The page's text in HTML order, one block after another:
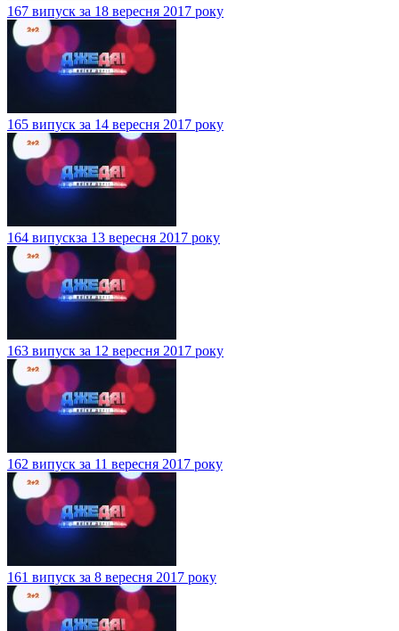
167 випуск за 18 вересня 2017 року
165 випуск за 14 вересня 2017 року
164 випускза 13 вересня 2017 року
163 випуск за 12 вересня 2017 року
162 випуск за 11 вересня 2017 року
161 випуск за 8 вересня 2017 року